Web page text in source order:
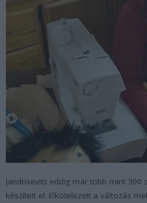
Jandrisevits eddig már több mint 300
készített el. Elkötelezett a változás